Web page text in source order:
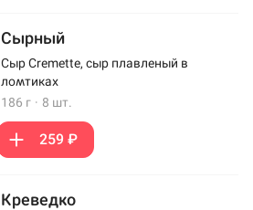
Сырный
Сыр Cremette, сыр плавленый в
ломтиках
186 г · 8 шт.
259 ₽
Креведко